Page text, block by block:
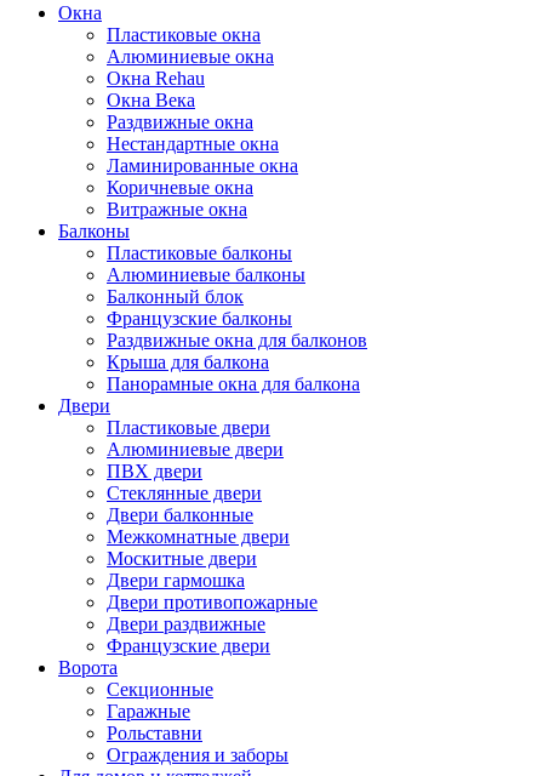
Окна
Пластиковые окна
Алюминиевые окна
Окна Rehau
Окна Века
Раздвижные окна
Нестандартные окна
Ламинированные окна
Коричневые окна
Витражные окна
Балконы
Пластиковые балконы
Алюминиевые балконы
Балконный блок
Французские балконы
Раздвижные окна для балконов
Крыша для балкона
Панорамные окна для балкона
Двери
Пластиковые двери
Алюминиевые двери
ПВХ двери
Стеклянные двери
Двери балконные
Межкомнатные двери
Москитные двери
Двери гармошка
Двери противопожарные
Двери раздвижные
Французские двери
Ворота
Секционные
Гаражные
Рольставни
Ограждения и заборы